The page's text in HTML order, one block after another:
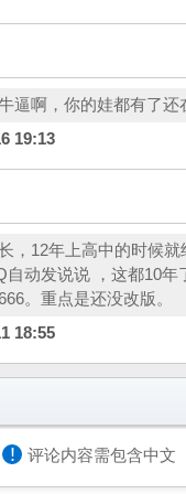
逼啊，你的娃都有了还
19:13
，12年上高中的时候
自动发说说 ，这都10年
。重点是还没改版。
18:55
! 评论内容需包含中文